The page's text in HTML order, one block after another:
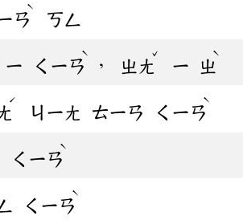
ㄢ
ˋ
ㄎㄥ
ㄧ ㄑㄧㄢ
ˋ
， ㄓㄤ
ˇ
ㄧ ㄓ
ˋ
ˊ
ㄐㄧㄤ ㄊㄧㄢ ㄑㄧㄢ
ˋ
ㄑㄧㄢ
ˋ
ㄑㄧㄢ
ˋ